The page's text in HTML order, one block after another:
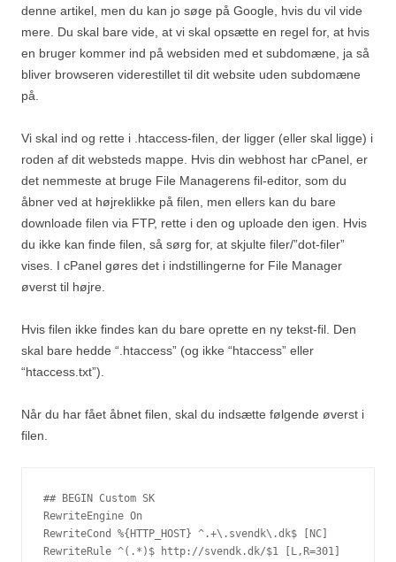
denne artikel, men du kan jo søge på Google, hvis du vil vide
mere. Du skal bare vide, at vi skal opsætte en regel for, at hvis
en bruger kommer ind på websiden med et subdomæne, ja så
bliver browseren viderestillet til dit website uden subdomæne
på.
Vi skal ind og rette i .htaccess-filen, der ligger (eller skal ligge) i
roden af dit websteds mappe. Hvis din webhost har cPanel, er
det nemmeste at bruge File Managerens fil-editor, som du
åbner ved at højreklikke på filen, men ellers kan du bare
downloade filen via FTP, rette i den og uploade den igen. Hvis
du ikke kan finde filen, så sørg for, at skjulte filer/”dot-filer”
vises. I cPanel gøres det i indstillingerne for File Manager
øverst til højre.
Hvis filen ikke findes kan du bare oprette en ny tekst-fil. Den
skal bare hedde “.htaccess” (og ikke “htaccess” eller
“htaccess.txt”).
Når du har fået åbnet filen, skal du indsætte følgende øverst i
filen.
## BEGIN Custom SK
RewriteEngine On
RewriteCond %{HTTP_HOST} ^.+\.svendk\.dk$ [NC]
RewriteRule ^(.*)$ http://svendk.dk/$1 [L,R=301]